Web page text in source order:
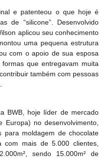
e patenteou o que hoje é
de “silicone”. Desenvolvido
aplicou seu conhecimento
uma pequena estrutura
com o apoio de sua esposa
que entregavam muita
também com pessoas
BWB, hoje líder de mercado
no desenvolvimento,
para moldagem de chocolate
com mais de 5.000 clientes,
sendo 15.000m² de